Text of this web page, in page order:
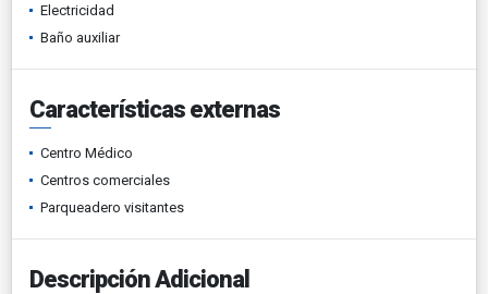
Electricidad
Baño auxiliar
Características externas
Centro Médico
Centros comerciales
Parqueadero visitantes
Descripción Adicional